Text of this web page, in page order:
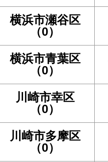
横浜市瀬谷区
（0）
横浜市青葉区
（0）
川崎市幸区
（0）
川崎市多摩区
（0）